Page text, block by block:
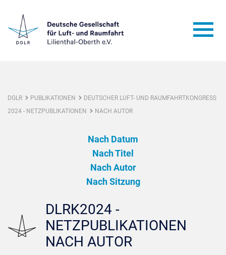
DGLR PUBLIKATIONEN
DEUTSCHER LUFT- UND RAUMFAHRTKONGRESS
2024 - NETZPUBLIKATIONEN
NACH AUTOR
Nach Datum
Nach Titel
Nach Autor
Nach Sitzung
DLRK2024 -
NETZPUBLIKATIONEN
NACH AUTOR